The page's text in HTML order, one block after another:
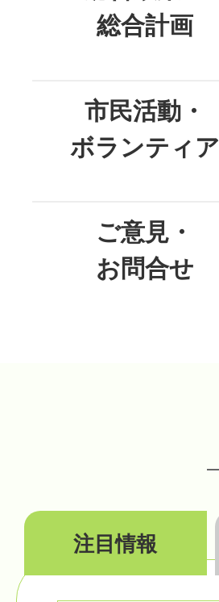
総合計画
市民活動・
ボランティア
ご意見・
お問合せ
注目情報